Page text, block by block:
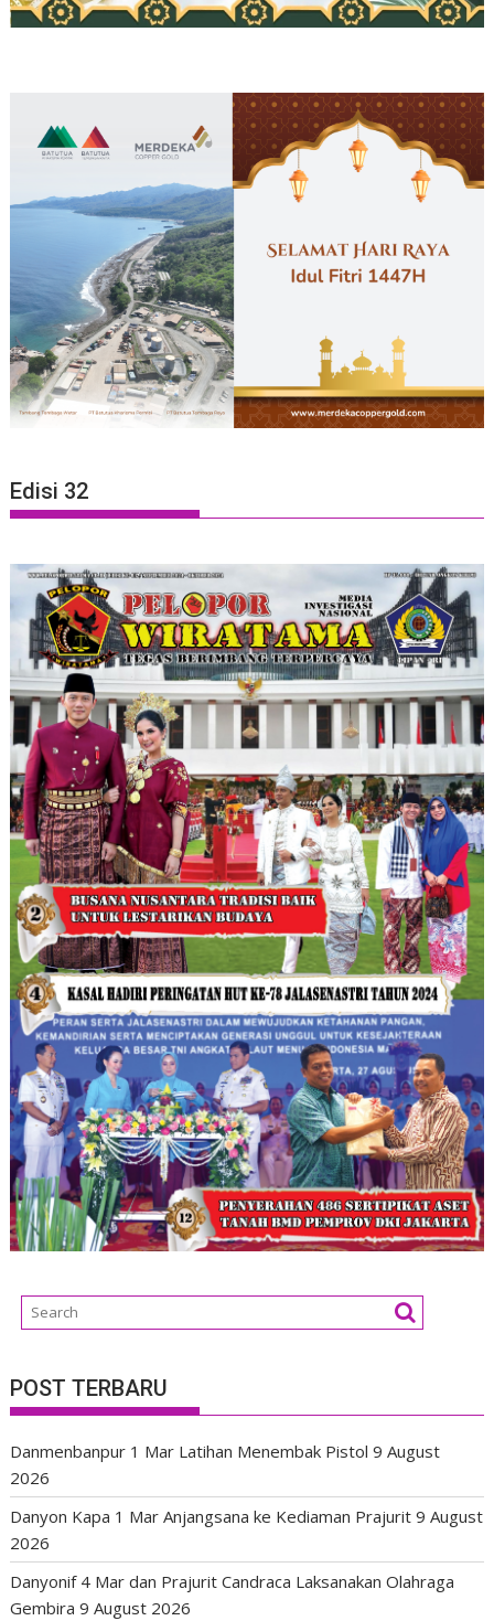
Edisi 32
POST TERBARU
Danmenbanpur 1 Mar Latihan Menembak Pistol 9 August
2026
Danyon Kapa 1 Mar Anjangsana ke Kediaman Prajurit 9 August
2026
Danyonif 4 Mar dan Prajurit Candraca Laksanakan Olahraga
Gembira 9 August 2026